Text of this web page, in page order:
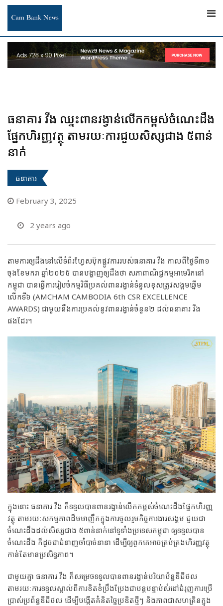
Skip
content
ធនាគារ វីង ឈ្នះពានរង្វាន់លើកកម្ពស់ចំណេះដឹង
ផ្នែកហិរញ្ញវត្ថុ តាមរយៈការជួយសិស្សជាង ៥ពាន់
នាក់
ធនាគារ
February 3, 2025
2 years ago
តាមការឲ្យដឹងនៅលើទំព័រហ្វែសប៊ុកផ្លូវការរបស់ធនាគារ វីង កាលពីថ្ងៃទី៣១
ចុងខែមករា​ ឆ្នាំ២០២៥ បានបង្ហាញឲ្យដឹងថា សភាពាណិជ្ជកម្មអាមេរិកនៅ
កម្ពុជា បានធ្វើការរៀបចំកម្មវិធីប្រគល់ពានរង្វាន់ទំនួលខុសត្រូវសង្គមឆ្នើម
លើកទី៦ (AMCHAM CAMBODIA 6th CSR EXCELLENCE
AWARDS) ជាមួយនឹងការប្រគល់នូវពានរង្វាន់ចំនួន២ ដល់ធនាគារ វីង
ផងដែរ។
ក្នុងនោះ ធនាគារ​ វីង ក៏ទទួលបានពានរង្វាន់លើកកម្ពស់ចំណេះដឹងផ្នែកហិរញ្ញ
វត្ថុ តាមរយៈសកម្មភាពដ៏មមាញឹកក្នុងការចូលរួមកិច្ចការងារសង្គម ជួយជា
ចំណេះដឹងដល់សិស្សជាង ៥ពាន់នាក់នៅទូទាំងប្រទេសកម្ពុជា ឲ្យទទួលបាន
ចំណេះដឹង ក៏ដូចជាជំនាញចាំបាច់នានា ដើម្បីឲ្យពួកគេអាចគ្រប់គ្រងហិរញ្ញវត្ថុ
កាន់តែមានប្រសិទ្ធភាព។
ជាមួយគ្នា ធនាគារ វីង ក៏សម្រេចទទួលបានពានរង្វាន់បរិយាប័ន្នឌីជីថល
តាមរយៈការទទួលស្គាល់ពីការខិតខំប្រឹងប្រែងជាបន្តបន្ទាប់សំដៅជំរុញការប្រើ
ប្រាស់ប្រព័ន្ធឌីជីថល ដើម្បីបង្កើតគំនិតច្នៃប្រឌិតថ្មីៗ និងភាពជាសហគ្រិនក្នុង